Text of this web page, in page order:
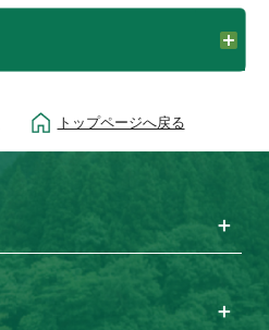
トップページへ戻る